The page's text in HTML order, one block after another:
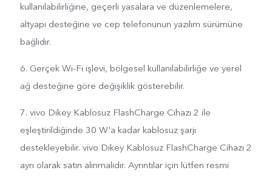
kullanılabilirliğine, geçerli yasalara ve düzenlemelere,
altyapı desteğine ve cep telefonunun yazılım sürümüne
bağlıdır.
6. Gerçek Wi-Fi işlevi, bölgesel kullanılabilirliğe ve yerel
ağ desteğine göre değişiklik gösterebilir.
7. vivo Dikey Kablosuz FlashCharge Cihazı 2 ile
eşleştirildiğinde 30 W'a kadar kablosuz şarjı
destekleyebilir. vivo Dikey Kablosuz FlashCharge Cihazı 2
ayrı olarak satın alınmalıdır. Ayrıntılar için lütfen resmi